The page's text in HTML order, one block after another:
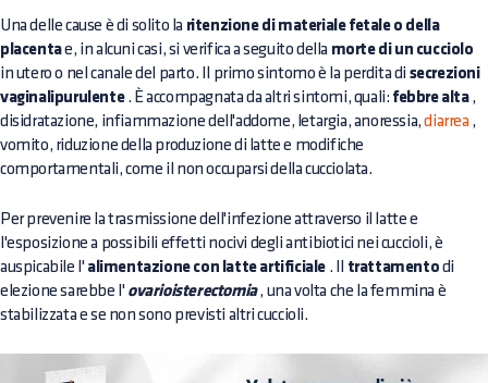
Una delle cause è di solito la ritenzione di materiale fetale o della
placentae, in alcuni casi, si verifica a seguito della morte di un cucciolo
in utero o nel canale del parto. Il primo sintomo è la perdita di secrezioni
vaginalipurulente. È accompagnata da altri sintomi, quali: febbre alta,
disidratazione, infiammazione dell'addome, letargia, anoressia,diarrea ,
vomito, riduzione della produzione di latte e modifiche
comportamentali, come il non occuparsi della cucciolata.
Per prevenire la trasmissione dell'infezione attraverso il latte e
l'esposizione a possibili effetti nocivi degli antibiotici nei cuccioli, è
auspicabile l' alimentazione con latte artificiale . Il trattamento di
elezione sarebbe l' ovarioisterectomia, una volta che la femmina è
stabilizzata e se non sono previsti altri cuccioli.